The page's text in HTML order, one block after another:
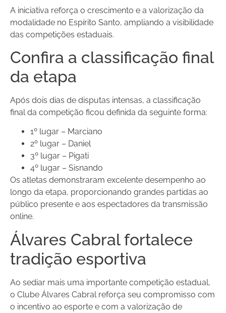
A iniciativa reforça o crescimento e a valorização da
modalidade no Espírito Santo, ampliando a visibilidade
das competições estaduais.
Confira a classificação final
da etapa
Após dois dias de disputas intensas, a classificação
final da competição ficou definida da seguinte forma:
1º lugar – Marciano
2º lugar – Daniel
3º lugar – Pigati
4º lugar – Sisnando
Os atletas demonstraram excelente desempenho ao
longo da etapa, proporcionando grandes partidas ao
público presente e aos espectadores da transmissão
online.
Álvares Cabral fortalece
tradição esportiva
Ao sediar mais uma importante competição estadual,
o Clube Álvares Cabral reforça seu compromisso com
o incentivo ao esporte e com a valorização de